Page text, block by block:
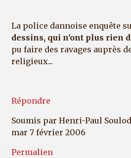
La police dannoise enquête
dessins, qui n'ont plus rien
pu faire des ravages auprès
religieux...
Répondre
Soumis par Henri-Paul
mar 7 février 2006
Permalien